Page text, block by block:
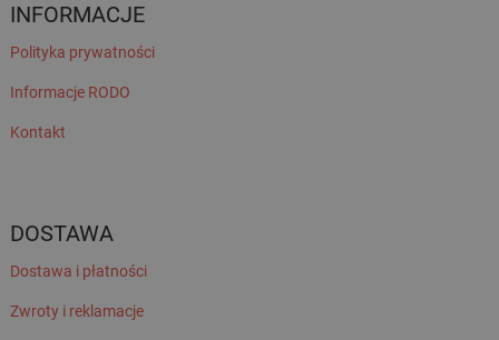
INFORMACJE
Polityka prywatności
Informacje RODO
Kontakt
DOSTAWA
Dostawa i płatności
Zwroty i reklamacje